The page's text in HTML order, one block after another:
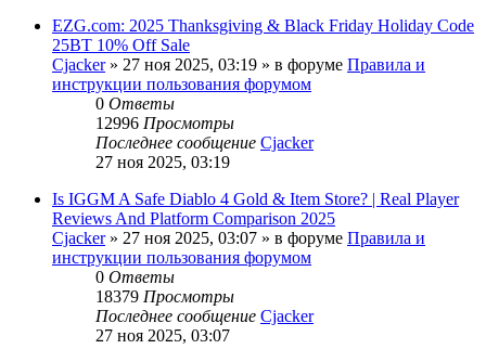
EZG.com: 2025 Thanksgiving & Black Friday Holiday Code
25BT 10% Off Sale
Cjacker» 27 ноя 2025, 03:19 » в форуме Правила и
инструкции пользования форумом
0 Ответы
12996 Просмотры
Последнее сообщение Cjacker
27 ноя 2025, 03:19
Is IGGM A Safe Diablo 4 Gold & Item Store? | Real Player
Reviews And Platform Comparison 2025
Cjacker» 27 ноя 2025, 03:07 » в форуме Правила и
инструкции пользования форумом
0 Ответы
18379 Просмотры
Последнее сообщение Cjacker
27 ноя 2025, 03:07